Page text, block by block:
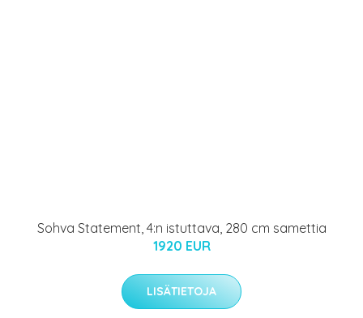
Sohva Statement, 4:n istuttava, 280 cm samettia
1920 EUR
LISÄTIETOJA